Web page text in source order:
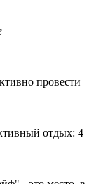
провести
отдых: 4